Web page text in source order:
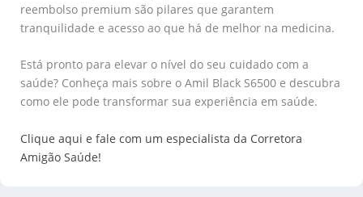
reembolso premium são pilares que garantem
tranquilidade e acesso ao que há de melhor na medicina.
Está pronto para elevar o nível do seu cuidado com a
saúde? Conheça mais sobre o Amil Black S6500 e descubra
como ele pode transformar sua experiência em saúde.
Clique aqui e fale com um especialista da Corretora
Amigão Saúde!